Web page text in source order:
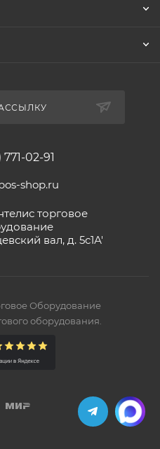
02-91
shop.ru
торговое
вал, д. 5с1А'
Оборудование
оборудования.